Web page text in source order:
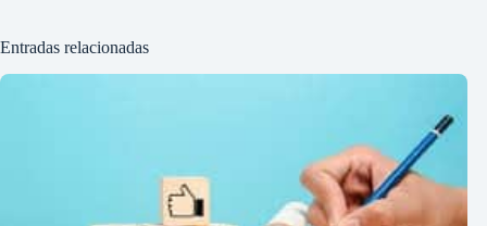
Entradas relacionadas